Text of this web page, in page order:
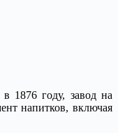
1876 году, завод на
напитков, включая